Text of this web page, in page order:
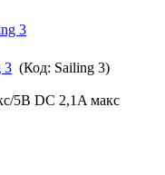
3 (Код: Sailing 3)
5В DC 2,1A макс